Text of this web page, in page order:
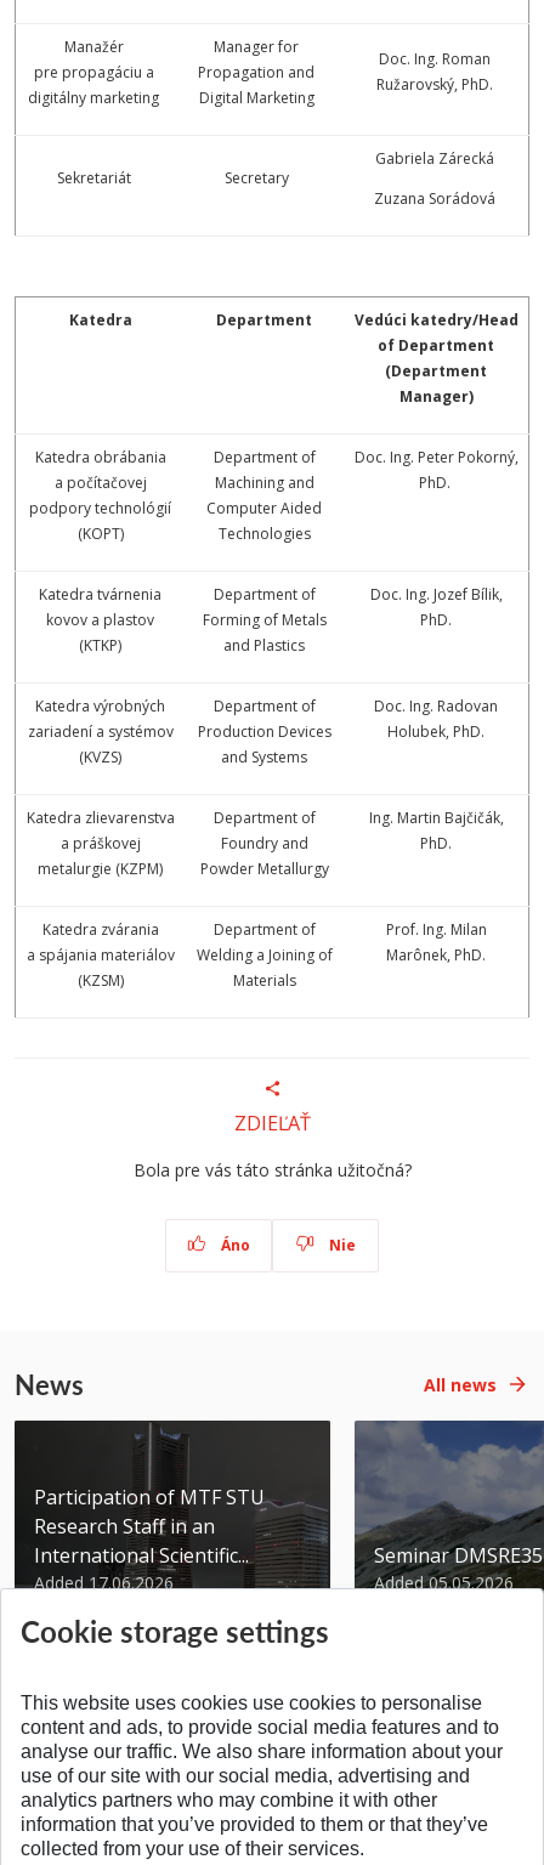
Manažér
pre propagáciu a
digitálny marketing
Manager for
Propagation and
Digital Marketing
Doc. Ing. Roman
Ružarovský, PhD.
Sekretariát Secretary
Gabriela Zárecká
Zuzana Sorádová
Katedra Department
Vedúci katedry/Head
of Department
(Department
Manager)
Katedra obrábania
a počítačovej
podpory technológií
(KOPT)
Department of
Machining and
Computer Aided
Technologies
Doc. Ing. Peter Pokorný,
PhD.
Katedra tvárnenia
kovov a plastov
(KTKP)
Department of
Forming of Metals
and Plastics
Doc. Ing. Jozef Bílik,
PhD.
Katedra výrobných
zariadení a systémov
(KVZS)
Department of
Production Devices
and Systems
Doc. Ing. Radovan
Holubek, PhD.
Katedra zlievarenstva
a práškovej
metalurgie (KZPM)
Department of
Foundry and
Powder Metallurgy
Ing. Martin Bajčičák,
PhD.
Katedra zvárania
a spájania materiálov
(KZSM)
Department of
Welding a Joining of
Materials
Prof. Ing. Milan
Marônek, PhD.
ZDIEĽAŤ
Bola pre vás táto stránka užitočná?
Áno Nie
News All news
Participation of MTF STU
Research Staff in an
International Scientific...
Added 17.06.2026
Seminar
Added 05.05.2026
SPÄŤ NA VRCH
Cookie storage settings
This website uses cookies use cookies to personalise
content and ads, to provide social media features and to
analyse our traffic. We also share information about your
use of our site with our social media, advertising and
analytics partners who may combine it with other
information that you’ve provided to them or that they’ve
collected from your use of their services.